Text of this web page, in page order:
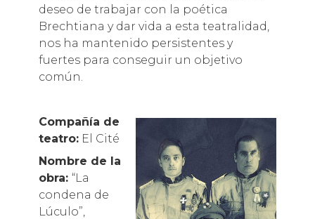
deseo de trabajar con la poética
Brechtiana y dar vida a esta teatralidad,
nos ha mantenido persistentes y
fuertes para conseguir un objetivo
común.
Compañía de
teatro:El Cité
Nombre de la
obra: “La
condena de
Lúculo”,